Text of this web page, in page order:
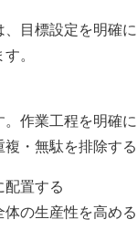
目標設定を明確
。
作業工程を明確
・無駄を排除する
配置する
の生産性を高め